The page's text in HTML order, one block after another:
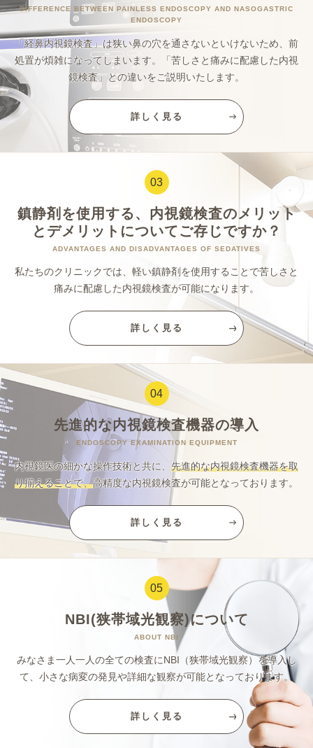
DIFFERENCE BETWEEN PAINLESS ENDOSCOPY AND NASOGASTRIC
ENDOSCOPY
「経鼻内視鏡検査」は狭い鼻の穴を通さないといけないため、 前
処置が煩雑になってしまいます。「苦しさと痛みに配慮した内視
鏡検査」との違いをご説明いたします。
詳しく見る
03
鎮静剤を使用する、内視鏡検査のメリット
とデメリットについてご存じですか？
ADVANTAGES AND DISADVANTAGES OF SEDATIVES
私たちのクリニックでは、軽い鎮静剤を使用することで苦しさと
痛みに配慮した内視鏡検査が可能になります。
詳しく見る
04
先進的な内視鏡検査機器の導入
ENDOSCOPY EXAMINATION EQUIPMENT
内視鏡医の細かな操作技術と共に、 先進的な内視鏡検査機器を取
り揃えることで、高精度な内視鏡検査が可能となっております。
詳しく見る
05
NBI(狭帯域光観察)について
ABOUT NBI
みなさま一人一人の全ての検査にNBI（狭帯域光観察）を導入し
て、 小さな病変の発見や詳細な観察が可能となっております。
詳しく見る